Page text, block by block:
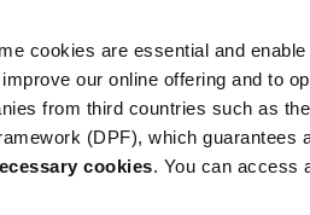
cookies are essential and enable
our online offering and to
from third countries such as
(DPF), which guarantees
cookies. You can access